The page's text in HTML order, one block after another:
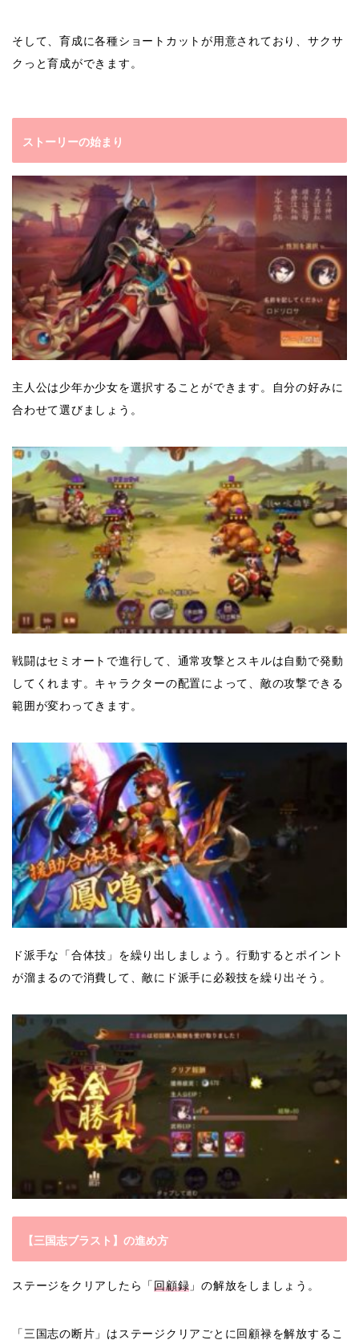
そして、育成に各種ショートカットが用意されており、サクサ
クっと育成ができます。
ストーリーの始まり
主人公は少年か少女を選択することができます。自分の好みに
合わせて選びましょう。
戦闘はセミオートで進行して、通常攻撃とスキルは自動で発動
してくれます。キャラクターの配置によって、敵の攻撃できる
範囲が変わってきます。
ド派手な「合体技」を繰り出しましょう。行動するとポイント
が溜まるので消費して、敵にド派手に必殺技を繰り出そう。
【三国志ブラスト】の進め方
ステージをクリアしたら「回顧録 」の解放をしましょう。
「三国志の断片」はステージクリアごとに回顧禄を解放するこ